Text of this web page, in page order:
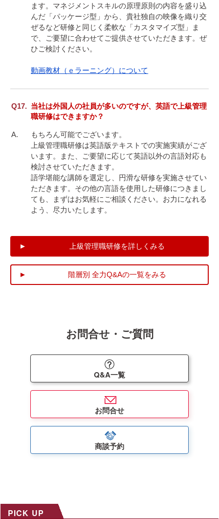
ます。マネジメントスキルの原理原則の内容を盛り込
んだ「パッケージ型」から、貴社独自の映像を織り交
ぜるなど研修と同じく柔軟な「カスタマイズ型」ま
で、ご要望に合わせてご提供させていただきます。ぜ
ひご検討ください。
動画教材（ｅラーニング）について
当社は外国人の社員が多いのですが、英語で上級管理
職研修はできますか？
もちろん可能でございます。
上級管理職研修は英語版テキストでの実施実績がござ
います。また、ご要望に応じて英語以外の言語対応も
検討させていただきます。
語学堪能な講師を選定し、円滑な研修を実施させてい
ただきます。その他の言語を使用した研修につきまし
ても、まずはお気軽にご相談ください。お力になれる
よう、尽力いたします。
上級管理職研修を詳しくみる
階層別 全力Q&Aの一覧をみる
お問合せ・ご質問
Q&A一覧
お問合せ
商談予約
PICK UP